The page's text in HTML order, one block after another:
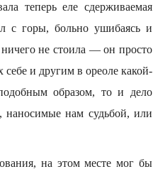
теперь еле сдерживаемая
с горы, больно ушибаясь и
ничего не стоила — он просто
и другим в ореоле какой-
образом, то и дело
наносимые нам судьбой, или
на этом месте мог бы